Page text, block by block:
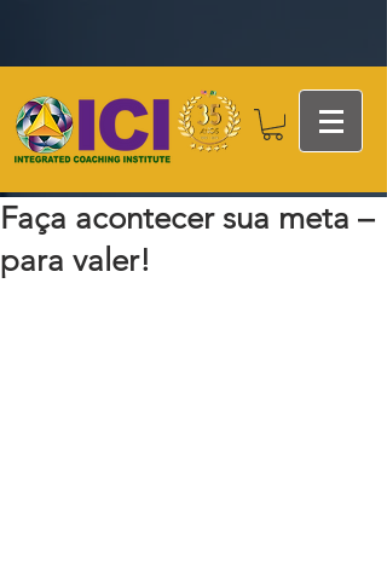
Faça acontecer sua meta –
para valer!